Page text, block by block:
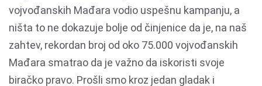
vojvođanskih Mađara vodio uspešnu kampanju, a
ništa to ne dokazuje bolje od činjenice da je, na naš
zahtev, rekordan broj od oko 75.000 vojvođanskih
Mađara smatrao da je važno da iskoristi svoje
biračko pravo. Prošli smo kroz jedan gladak i